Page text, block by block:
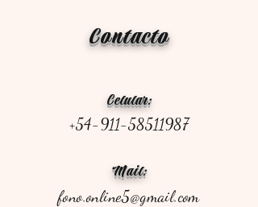
Contacto
Celular:
+54-911-58511987
Mail:
fono.online5@gmail.com